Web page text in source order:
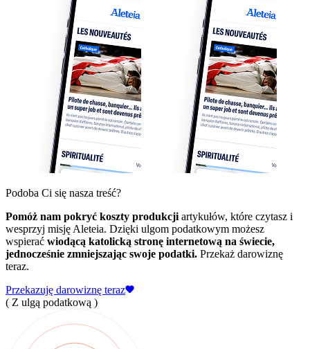
Podoba Ci się nasza treść?
Pomóż nam pokryć koszty produkcji artykułów, które czytasz i
wesprzyj misję Aleteia. Dzięki ulgom podatkowym możesz
wspierać wiodącą katolicką stronę internetową na świecie,
jednocześnie zmniejszając swoje podatki. Przekaż darowiznę
teraz.
Przekazuję darowiznę teraz
( Z ulgą podatkową )